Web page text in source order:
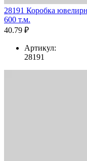
28191 Коробка
600 т.м.
40.79 ₽
Артикул:
28191